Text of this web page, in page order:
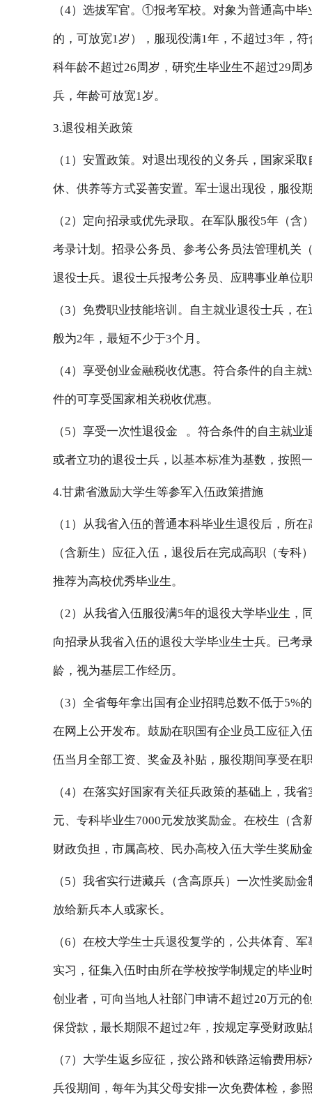
（4）选拔军官。①报考军校。对象为普通高中
的，可放宽1岁），服现役满1年，不超过3年，
科年龄不超过26周岁，研究生毕业生不超过29
兵，年龄可放宽1岁。
3.退役相关政策
（1）安置政策。对退出现役的义务兵，国家采
休、供养等方式妥善安置。军士退出现役，服役
（2）定向招录或优先录取。在军队服役5年（
考录计划。招录公务员、参考公务员法管理机关
退役士兵。退役士兵报考公务员、应聘事业单位
（3）免费职业技能培训。自主就业退役士兵，
般为2年，最短不少于3个月。
（4）享受创业金融税收优惠。符合条件的自主
件的可享受国家相关税收优惠。
（5）享受一次性退役金 。符合条件的自主就业
或者立功的退役士兵，以基本标准为基数，按照
4.甘肃省激励大学生等参军入伍政策措施
（1）从我省入伍的普通本科毕业生退役后，所
（含新生）应征入伍，退役后在完成高职（专
推荐为高校优秀毕业生。
（2）从我省入伍服役满5年的退役大学毕业生
向招录从我省入伍的退役大学毕业生士兵。已考
龄，视为基层工作经历。
（3）全省每年拿出国有企业招聘总数不低于
在网上公开发布。鼓励在职国有企业员工应征入
伍当月全部工资、奖金及补贴，服役期间享受在
（4）在落实好国家有关征兵政策的基础上，我
元、专科毕业生7000元发放奖励金。在校生（含
财政负担，市属高校、民办高校入伍大学生奖励
（5）我省实行进藏兵（含高原兵）一次性奖励
放给新兵本人或家长。
（6）在校大学生士兵退役复学的，公共体育、
实习，征集入伍时由所在学校按学制规定的毕业
创业者，可向当地人社部门申请不超过20万元的
保贷款，最长期限不超过2年，按规定享受财政贴
（7）大学生返乡应征，按公路和铁路运输费用
兵役期间，每年为其父母安排一次免费体检，参